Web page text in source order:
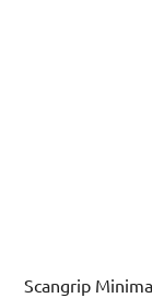
Scangrip